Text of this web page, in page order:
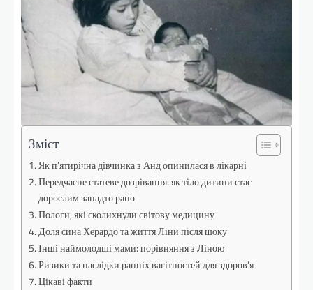
Зміст
Як п’ятирічна дівчинка з Анд опинилася в лікарні
Передчасне статеве дозрівання: як тіло дитини стає
дорослим занадто рано
Пологи, які сколихнули світову медицину
Доля сина Херардо та життя Ліни після шоку
Інші наймолодші мами: порівняння з Ліною
Ризики та наслідки ранніх вагітностей для здоров’я
Цікаві факти